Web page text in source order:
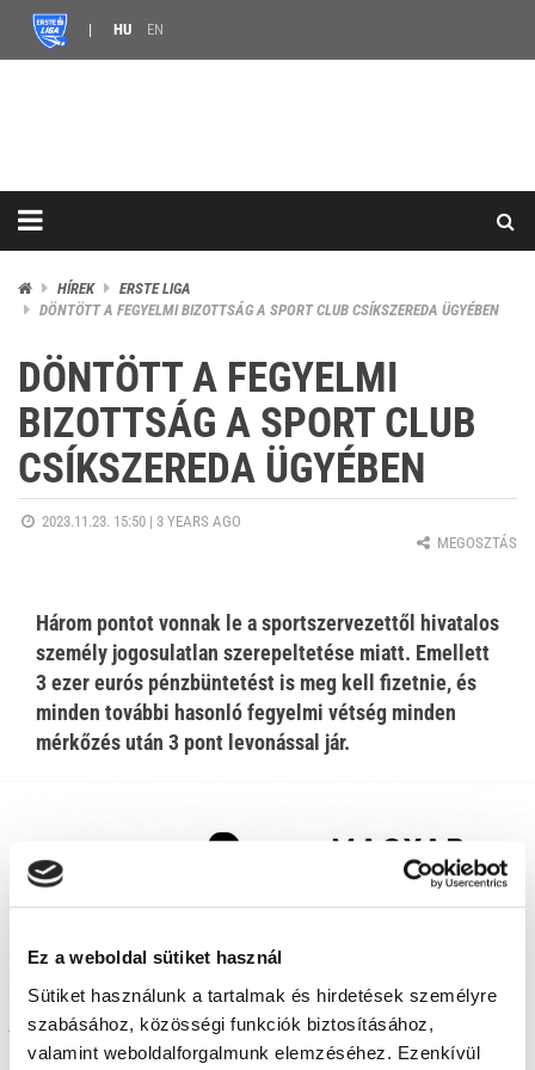
Ez a weboldal sütiket használ
Sütiket használunk a tartalmak és hirdetések személyre
szabásához, közösségi funkciók biztosításához,
valamint weboldalforgalmunk elemzéséhez. Ezenkívül
HU EN
HÍREK
ERSTE LIGA
DÖNTÖTT A FEGYELMI BIZOTTSÁG A SPORT CLUB CSÍKSZEREDA ÜGYÉBEN
DÖNTÖTT A FEGYELMI
BIZOTTSÁG A SPORT CLUB
CSÍKSZEREDA ÜGYÉBEN
2023.11.23. 15:50 | 3 YEARS AGO
MEGOSZTÁS
Három pontot vonnak le a sportszervezettől hivatalos
személy jogosulatlan szerepeltetése miatt. Emellett
3 ezer eurós pénzbüntetést is meg kell fizetnie, és
minden további hasonló fegyelmi vétség minden
mérkőzés után 3 pont levonással jár.